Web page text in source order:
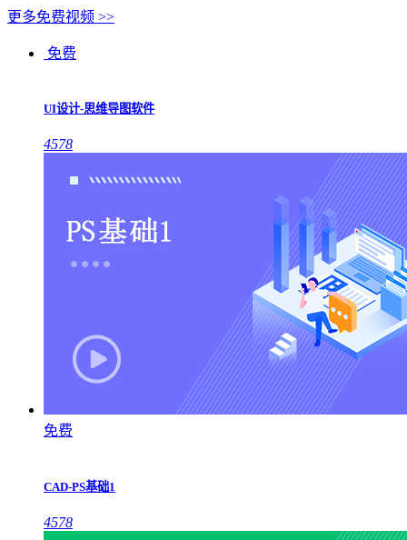
更多免费视频 >>
免费
UI设计-思维导图软件
4578
免费
CAD-PS基础1
4578